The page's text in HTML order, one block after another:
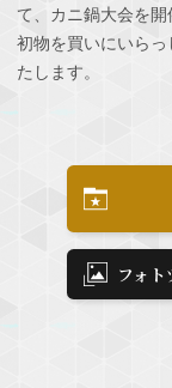
て、カニ鍋大会を開
初物を買いにいら
たします。
フォ